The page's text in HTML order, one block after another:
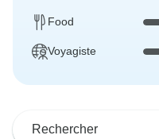
Food
Voyagiste